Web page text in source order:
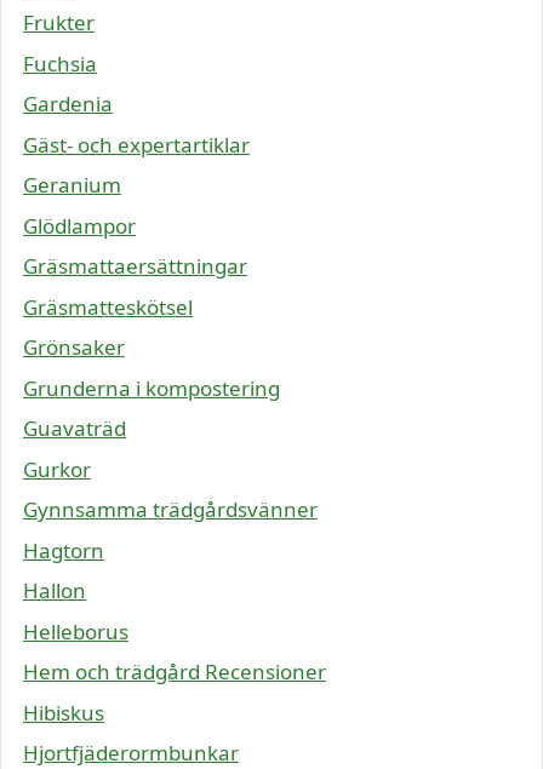
Frukter
Fuchsia
Gardenia
Gäst- och expertartiklar
Geranium
Glödlampor
Gräsmattaersättningar
Gräsmatteskötsel
Grönsaker
Grunderna i kompostering
Guavaträd
Gurkor
Gynnsamma trädgårdsvänner
Hagtorn
Hallon
Helleborus
Hem och trädgård Recensioner
Hibiskus
Hjortfjäderormbunkar